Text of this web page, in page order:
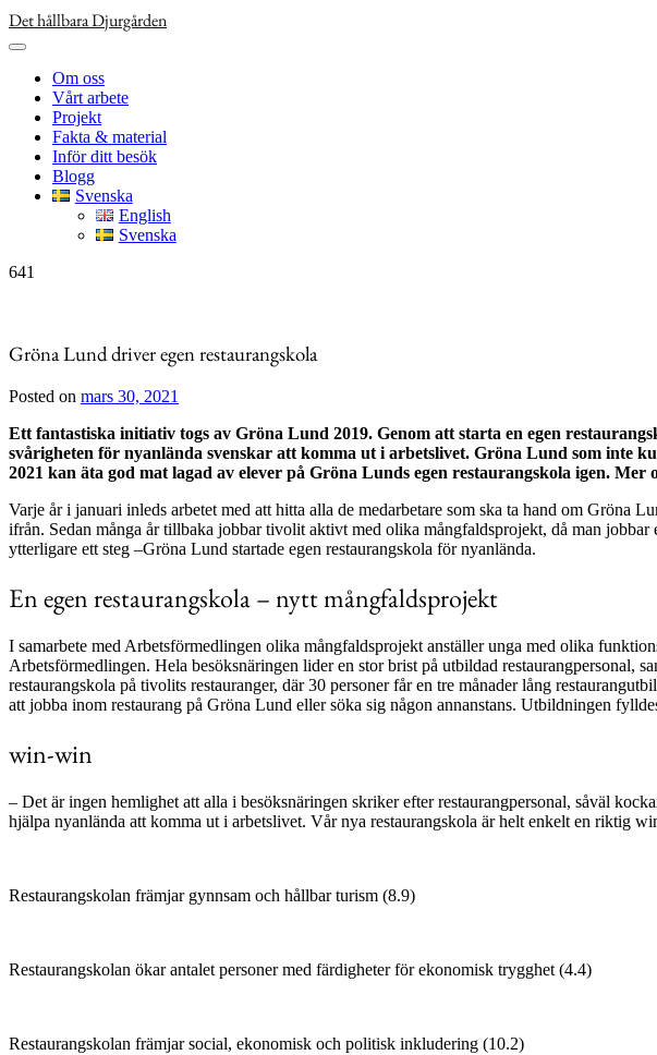
Skip
content
Det hållbara Djurgården
Om oss
Vårt arbete
Projekt
Fakta & material
Inför ditt besök
Blogg
Svenska
English
Svenska
641
Gröna Lund driver egen restaurangskola
Posted on mars 30, 2021
Ett fantastiska initiativ togs av Gröna Lund 2019. Genom att starta en egen
svårigheten för nyanlända svenskar att komma ut i arbetslivet. Gröna Lund som inte
2021 kan äta god mat lagad av elever på Gröna Lunds egen restaurangskola igen. Mer
Varje år i januari inleds arbetet med att hitta alla de medarbetare som ska ta hand om Gröna
ifrån. Sedan många år tillbaka jobbar tivolit aktivt med olika mångfaldsprojekt, då man
ytterligare ett steg –Gröna Lund startade egen restaurangskola för nyanlända.
En egen restaurangskola – nytt mångfaldsprojekt
I samarbete med Arbetsförmedlingen olika mångfaldsprojekt anställer unga med olika
Arbetsförmedlingen. Hela besöksnäringen lider en stor brist på utbildad restaurangpersonal,
restaurangskola på tivolits restauranger, där 30 personer får en tre månader lång
att jobba inom restaurang på Gröna Lund eller söka sig någon annanstans. Utbildningen
win-win
– Det är ingen hemlighet att alla i besöksnäringen skriker efter restaurangpersonal, såväl
hjälpa nyanlända att komma ut i arbetslivet. Vår nya restaurangskola är helt enkelt en riktig
Restaurangskolan främjar gynnsam och hållbar turism (8.9)
Restaurangskolan ökar antalet personer med färdigheter för ekonomisk trygghet (4.4)
Restaurangskolan främjar social, ekonomisk och politisk inkludering (10.2)